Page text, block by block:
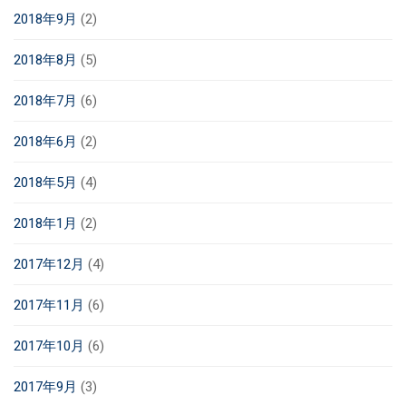
2018年9月 (2)
2018年8月 (5)
2018年7月 (6)
2018年6月 (2)
2018年5月 (4)
2018年1月 (2)
2017年12月 (4)
2017年11月 (6)
2017年10月 (6)
2017年9月 (3)